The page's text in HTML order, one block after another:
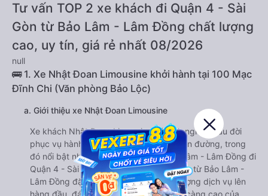
Tư vấn TOP 2 xe khách đi Quận 4 - Sài
Gòn từ Bảo Lâm - Lâm Đồng chất lượng
cao, uy tín, giá rẻ nhất 08/2026
null
🚌 1. Xe Nhật Đoan Limousine khởi hành tại 100 Mạc
Đĩnh Chi (Văn phòng Bảo Lộc)
a. Giới thiệu xe Nhật Đoan Limousine
Xe khách Nhật Đoan Limousine có kinh nghiệm lâu đời
phục vụ hành khách trên khá nhiều tuyến đường, trong
đó nổi bật nhất là tuyến đường từ Bảo Lâm - Lâm Đồng đi
Quận 4 - Sài Gòn. Xe đi Quận 4 - Sài Gòn từ Bảo Lâm -
Lâm Đồng đặt mục tiêu cải thiện chất lượng dịch vụ lên
hàng đầu, đáp ứng được nhu cầu ngày càng cao của